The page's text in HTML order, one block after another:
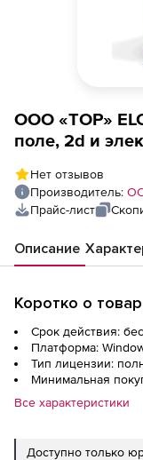
ООО «ТОР»
поле, 2d и
лицензия),
рабочих мест
Нет отзывов
Производитель:
Прайс-лист
Описание
Коротко о
Срок действия:
Платформа:
Тип лицензии:
Минимальная
Все характеристики
Доступно только